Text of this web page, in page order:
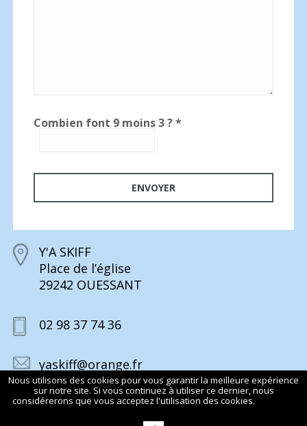
Combien font 9 moins 3 ?*
Y'A SKIFF
Place de l’église
29242 OUESSANT
02 98 37 74 36
yaskiff@orange.fr
© 2015 Y’A SKIFF TOUS DROITS RÉSERVÉS
Nous utilisons des cookies pour vous garantir la meilleure expérience
sur notre site. Si vous continuez à utiliser ce dernier, nous
considérerons que vous acceptez l'utilisation des cookies.